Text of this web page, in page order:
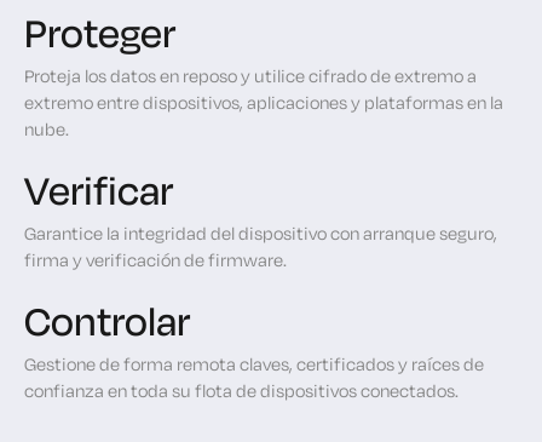
Proteger
Proteja los datos en reposo y utilice cifrado de extremo a
extremo entre dispositivos, aplicaciones y plataformas en la
nube.
Verificar
Garantice la integridad del dispositivo con arranque seguro,
firma y verificación de firmware.
Controlar
Gestione de forma remota claves, certificados y raíces de
confianza en toda su flota de dispositivos conectados.